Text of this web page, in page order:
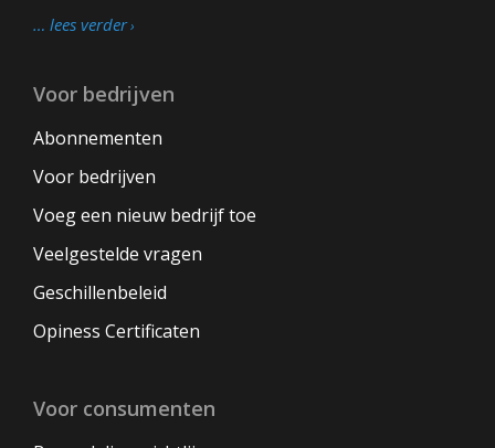
… lees verder
Voor bedrijven
Abonnementen
Voor bedrijven
Voeg een nieuw bedrijf toe
Veelgestelde vragen
Geschillenbeleid
Opiness Certificaten
Voor consumenten